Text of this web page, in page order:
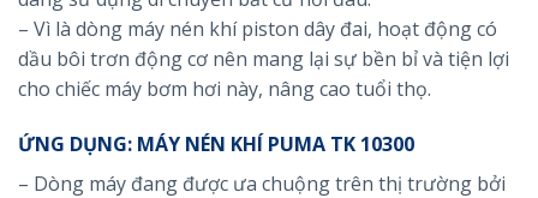
– Vì là dòng máy nén khí piston dây đai, hoạt động có
dầu bôi trơn động cơ nên mang lại sự bền bỉ và tiện lợi
cho chiếc máy bơm hơi này, nâng cao tuổi thọ.
ỨNG DỤNG: MÁY NÉN KHÍ PUMA TK 10300
– Dòng máy đang được ưa chuộng trên thị trường bởi